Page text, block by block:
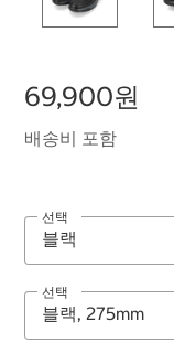
69,900원
배송비 포함
선택
선택